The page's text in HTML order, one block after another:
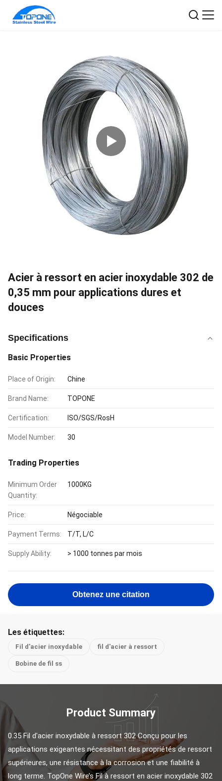
Acier à ressort en acier inoxydable 302 de
0,35 mm pour applications dures et
douces
Specifications
Basic Properties
Place of Origin: Chine
Brand Name: TOPONE
Certification: ISO/SGS/RosH
Model Number: 30
Trading Properties
Minimum Order
Quantity:
1000KG
Price: Négociable
Payment Terms: T/T, L/C
Supply Ability: > 1000 tonnes par mois
Obtenez une citation
Les étiquettes:
Fil d'acier inoxydable fil d'acier à ressort
Bobine de fil ss
Product Summary
0.35 Fil d'acier inoxydable à ressort 302 Conçu pour les
applications exigeantes nécessitant des propriétés de ressort
supérieures, une résistance à la corrosion et une fiabilité à
long terme. TopOne Wire’s Fil à ressort en acier inoxydable 302